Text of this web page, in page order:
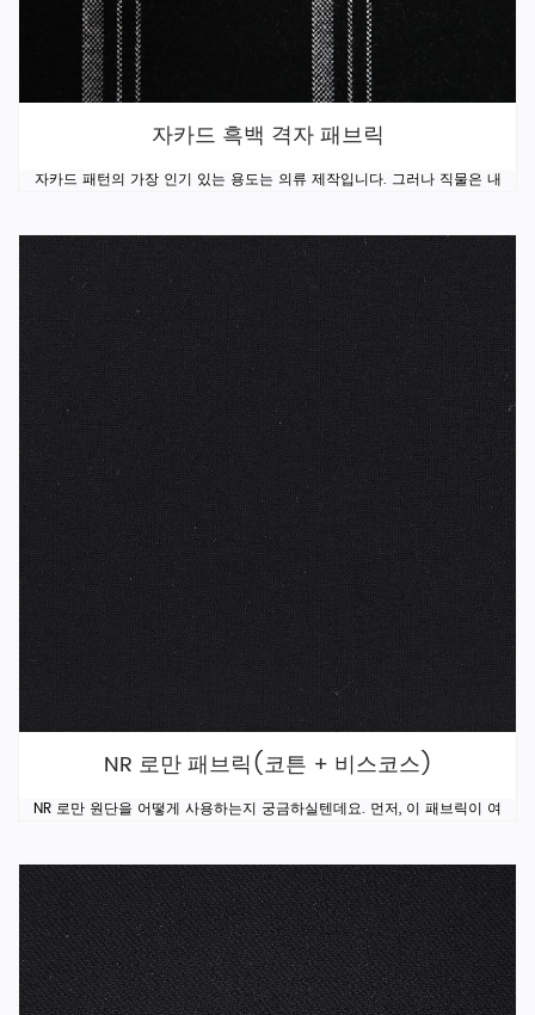
자카드 흑백 격자 패브릭
자카드 패턴의 가장 인기 있는 용도는 의류 제작입니다. 그러나 직물은 내
NR 로만 패브릭(코튼 + 비스코스)
NR 로만 원단을 어떻게 사용하는지 궁금하실텐데요. 먼저, 이 패브릭이 여